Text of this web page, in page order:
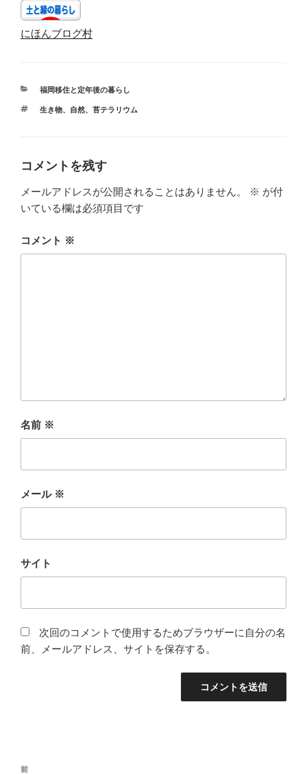
にほんブログ村
カ
ゴ
福岡移住と定年後の暮らし
タ
生き物、 自然、 苔テラリウム
コメントを残す
メールアドレスが公開されることはありません。 ※ が付
いている欄は必須項目です
コメント ※
名前 ※
メール ※
サイト
次回のコメントで使用するためブラウザーに自分の名
前、メールアドレス、サイトを保存する。
投
前
前